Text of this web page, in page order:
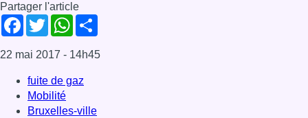
Partager l'article
Facebook
TwitterWhatsApp
22 mai 2017 - 14h45
fuite de gaz
Mobilité
Bruxelles-ville